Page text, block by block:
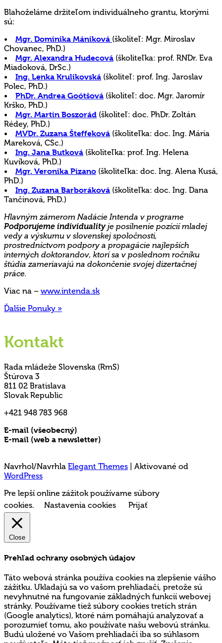
Blahoželáme držiteľom individuálneho grantu, ktorými
sú:
• Mgr. Dominika Mániková (školiteľ: Mgr. Miroslav
Chovanec, PhD.)
• Mgr. Alexandra Hudecová (školiteľka: prof. RNDr. Eva
Miadoková, DrSc.)
• Ing. Lenka Krulikovská (školiteľ: prof. Ing. Jaroslav
Polec, PhD.)
• PhDr. Andrea Goótšová (školiteľ: doc. Mgr. Jaromír
Krško, PhD.)
• Mgr. Martin Boszorád (školiteľ: doc. PhDr. Zoltán
Rédey, PhD.)
• MVDr. Zuzana Šteffeková (školiteľka: doc. Ing. Mária
Mareková, CSc.)
• Ing. Jana Butková (školiteľka: prof. Ing. Helena
Kuvíková, PhD.)
• Mgr. Veronika Pizano (školiteľka: doc. Ing. Alena Kusá,
PhD.)
• Ing. Zuzana Barboráková (školiteľka: doc. Ing. Dana
Tančinová, PhD.)
Hlavným zámerom Nadácie Intenda v programe
Podporujeme individualityje posilnenie pozícií mladej
vedy a výskumu v slovenskej spoločnosti,
prostredníctvom podpory a propagácie najlepších
interných doktorandov, ktorí sa v poslednom ročníku
štúdia zameriavajú na dokončenie svojej dizertačnej
práce.
Viac na – www.intenda.sk
Ďalšie Ponuky »
Kontakt
Rada mládeže Slovenska (RmS)
Štúrova 3
811 02 Bratislava
Slovak Republic
+421 948 783 968
E-mail (všeobecný)
E-mail (web a newsletter)
Navrhol/Navrhla Elegant Themes | Aktivované od
WordPress
Pre lepší online zážitok používame súbory
cookies.
Nastavenia cookies Prijať
Close
Prehľad ochrany osobných údajov
Táto webová stránka používa cookies na zlepšenie vášho
zážitku. Ukladajú sa vo vašom prehliadači, pretože sú
nevyhnutné na fungovanie základných funkcií webovej
stránky. Používame tiež súbory cookies tretích strán
(Google analytics), ktoré nám pomáhajú analyzovať a
porozumieť tomu, ako používate našu webovú stránku.
Budú uložené vo Vašom prehliadači iba so súhlasom